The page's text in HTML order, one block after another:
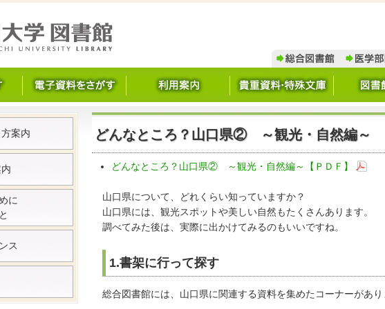
どんなところ？山口県② ～観光・自然編～
どんなところ？山口県② ～観光・自然編～【ＰＤＦ】
山口県について、どれくらい知っていますか？
山口県には、観光スポットや美しい自然もたくさんあります。
調べてみた後は、実際に出かけてみるのもいいですね。
1.書架に行って探す
総合図書館には、山口県に関連する資料を集めたコーナーがあ
案内
に
ス